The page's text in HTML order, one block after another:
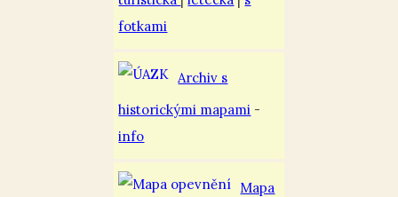
fotkami
Archiv s
historickými mapami -
info
Mapa